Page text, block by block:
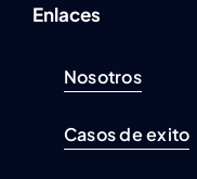
Enlaces
Nosotros
Casos de exito